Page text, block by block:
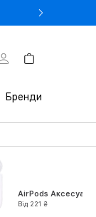
грн.
Бренди
AirPods Аксесуари
Від 221 ₴